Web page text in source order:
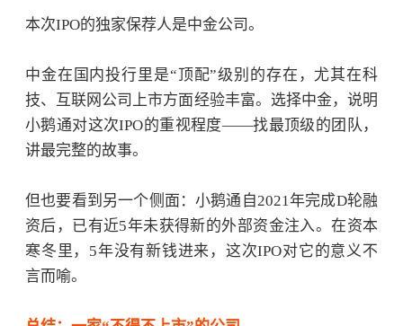
本次IPO的独家保荐人是中金公司。
中金在国内投行里是“顶配”级别的存在，尤其在科
技、互联网公司上市方面经验丰富。选择中金，说明
小鹅通对这次IPO的重视程度——找最顶级的团队，
讲最完整的故事。
但也要看到另一个侧面：小鹅通自2021年完成D轮融
资后，已有近5年未获得新的外部资金注入。在资本
寒冬里，5年没有新钱进来，这次IPO对它的意义不
言而喻。